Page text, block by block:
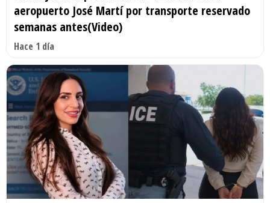
aeropuerto José Martí por transporte reservado
semanas antes(Video)
Hace 1 día